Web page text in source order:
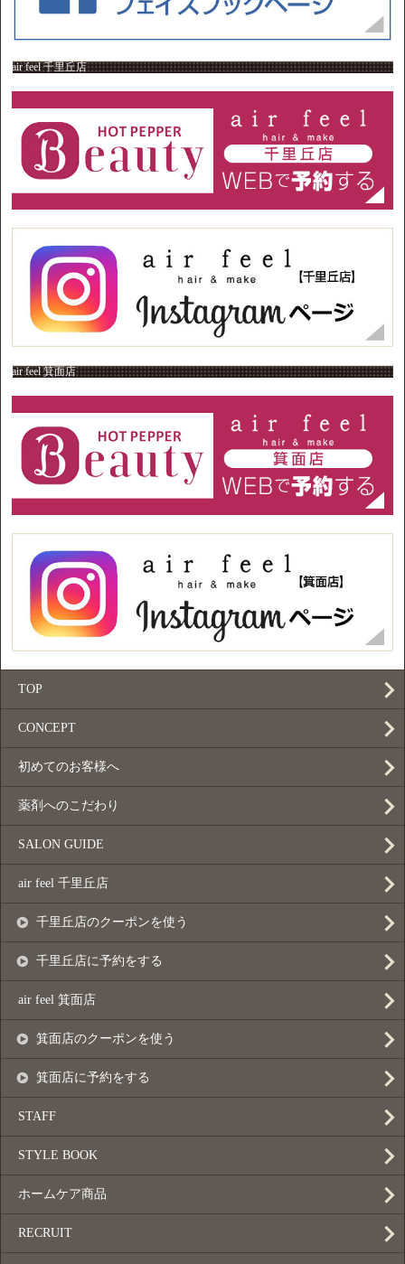
air feel 千里丘店
air feel 箕面店
TOP
CONCEPT
初めてのお客様へ
薬剤へのこだわり
SALON GUIDE
air feel 千里丘店
千里丘店のクーポンを使う
千里丘店に予約をする
air feel 箕面店
箕面店のクーポンを使う
箕面店に予約をする
STAFF
STYLE BOOK
ホームケア商品
RECRUIT